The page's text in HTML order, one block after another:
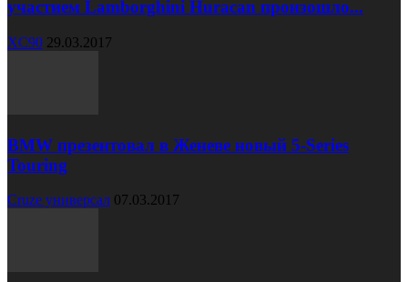
участием Lamborghini Huracan произошло...
XC90 29.03.2017
BMW презентовал в Женеве новый 5-Series
Touring
Cruze универсал 07.03.2017